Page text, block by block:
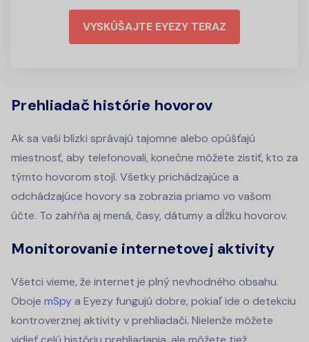
VYSKÚŠAJTE EYEZY TERAZ
Prehliadač histórie hovorov
Ak sa vaši blízki správajú tajomne alebo opúšťajú
miestnosť, aby telefonovali, konečne môžete zistiť, kto za
týmto hovorom stojí. Všetky prichádzajúce a
odchádzajúce hovory sa zobrazia priamo vo vašom
účte. To zahŕňa aj mená, časy, dátumy a dĺžku hovorov.
Monitorovanie internetovej aktivity
Všetci vieme, že internet je plný nevhodného obsahu.
Oboje mSpya Eyezy fungujú dobre, pokiaľ ide o detekciu
kontroverznej aktivity v prehliadači. Nielenže môžete